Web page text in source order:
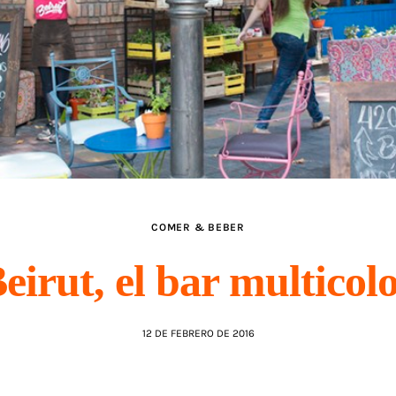
COMER & BEBER
el bar
12 DE FEBRERO DE 2016